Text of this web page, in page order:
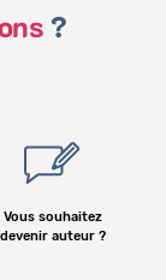
?
Vous souhaitez
devenir auteur ?